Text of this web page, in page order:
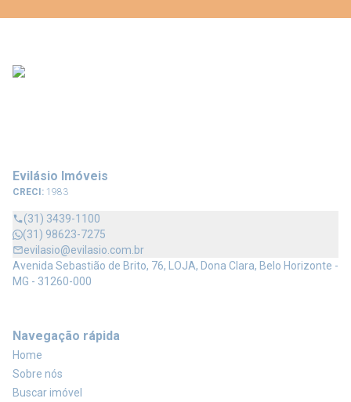
Evilásio Imóveis
CRECI: 1983
(31) 3439-1100
(31) 98623-7275
evilasio@evilasio.com.br
Avenida Sebastião de Brito, 76, LOJA, Dona Clara, Belo Horizonte -
MG - 31260-000
Navegação rápida
Home
Sobre nós
Buscar imóvel